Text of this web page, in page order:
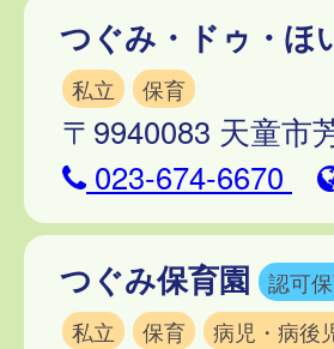
つぐみ・ドゥ・ほ
私立
保育
〒9940083 天童
023-674-6670
つぐみ保育園
認可
私立
保育 病児・病後